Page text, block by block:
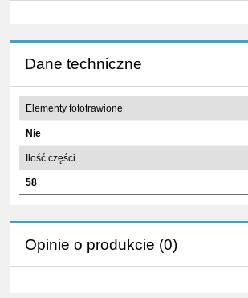
Dane techniczne
Elementy fototrawione
Nie
Ilość części
58
Opinie o produkcie (0)